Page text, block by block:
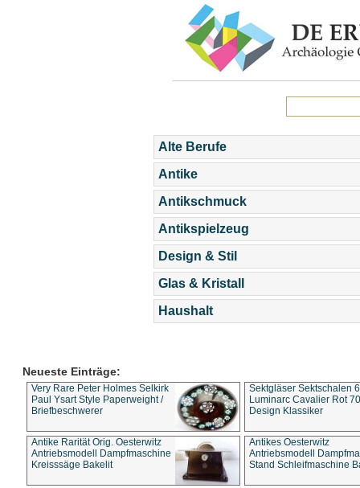
Alte Berufe
Antike
Antikschmuck
Antikspielzeug
Design & Stil
Glas & Kristall
Haushalt
Neueste Einträge:
Very Rare Peter Holmes Selkirk
Paul Ysart Style Paperweight /
Briefbeschwerer
Sektgläser Sektschalen
Luminarc Cavalier Rot
Design Klassiker
Antike Rarität Orig. Oesterwitz
Antriebsmodell Dampfmaschine
Kreisssäge Bakelit
Antikes Oesterwitz
Antriebsmodell
Stand Schleifmaschine